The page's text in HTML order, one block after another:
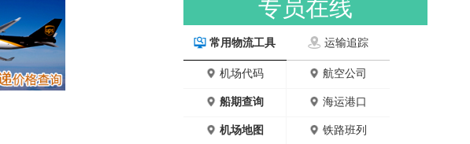
运费查询
专人专答
常用物流工具 运输追踪
机场代码
航空公司
船期查询
海运港口
机场地图
铁路班列